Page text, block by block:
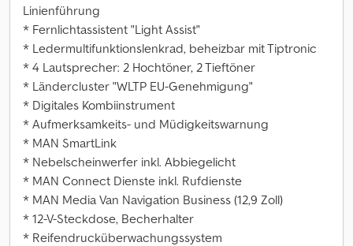
Linienführung
* Fernlichtassistent "Light Assist"
* Ledermultifunktionslenkrad, beheizbar mit Tiptronic
* 4 Lautsprecher: 2 Hochtöner, 2 Tieftöner
* Ländercluster "WLTP EU-Genehmigung"
* Digitales Kombiinstrument
* Aufmerksamkeits- und Müdigkeitswarnung
* MAN SmartLink
* Nebelscheinwerfer inkl. Abbiegelicht
* MAN Connect Dienste inkl. Rufdienste
* MAN Media Van Navigation Business (12,9 Zoll)
* 12-V-Steckdose, Becherhalter
* Reifendrucküberwachungssystem